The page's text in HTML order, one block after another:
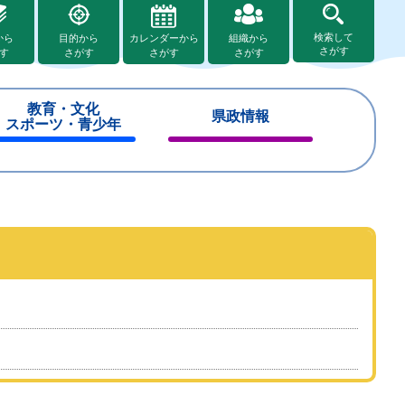
ら
目的から
さがす
カレンダーから
さがす
組織から
さがす
検索して
さがす
教育・文化
スポーツ・青少年
県政情報
じ